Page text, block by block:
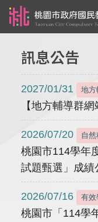
訊息公告
2027/01/31 地方
【地方輔導群網
2026/07/20 自然
桃園市114學年
試題甄選」成績
2026/07/16 有效
桃園市「114學